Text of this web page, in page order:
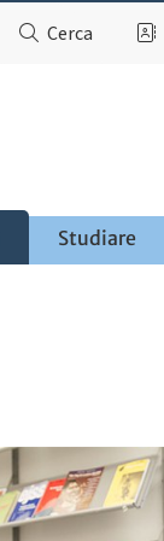
Cerca
Studiare